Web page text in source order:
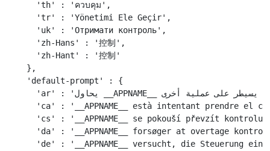
    'th' : 'ควบคุม',
    'tr' : 'Yönetimi Ele Geçir',
    'uk' : 'Отримати контроль',
    'zh-Hans' : '控制',
    'zh-Hant' : '控制'
  },
  'default-prompt' : {
    'ar' : 'يحاول __APPNAME__ أن يسيطر على عملية أخرى.',
'ca' : '__APPNAME__ està intentant prendre el
'cs' : '__APPNAME__ se pokouší převzít kontrolu
'da' : '__APPNAME__ forsøger at overtage
'de' : '__APPNAME__ versucht, die Steuerung